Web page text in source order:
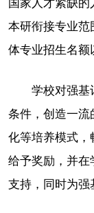
国家人才紧缺的
本研衔接专业范
体专业招生名额
学校对强基
条件，创造一流
化等培养模式，
给予奖励，并在
支持，同时为强